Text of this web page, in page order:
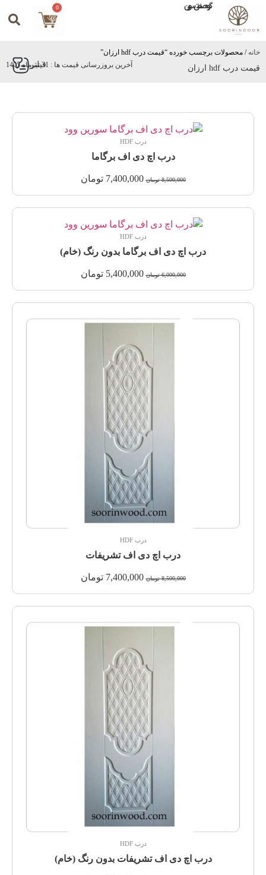
گروه صنعتی سورین 0
خانه / محصولات برچسب خورده “قیمت درب hdf ارزان”
فیلتر قیمت درب hdf ارزان آخرین بروزرسانی قیمت ها : 31 تیرماه 1405
درب HDF
درب اچ دی اف برگاما
8,500,000 تومان 7,400,000 تومان
درب HDF
درب اچ دی اف برگاما بدون رنگ (خام)
6,000,000 تومان 5,400,000 تومان
درب HDF
درب اچ دی اف تشریفات
8,500,000 تومان 7,400,000 تومان
درب HDF
درب اچ دی اف تشریفات بدون رنگ (خام)